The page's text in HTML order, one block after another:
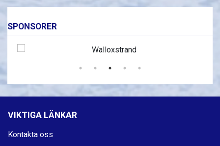
SPONSORER
VIKTIGA LÄNKAR
Kontakta oss